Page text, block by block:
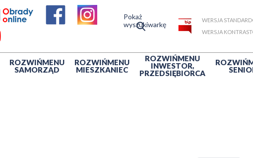
Pokaż
wyszukiwarkę
WERSJA
WERSJA
ROZWIŃMENU
SAMORZĄD
ROZWIŃMENU
MIESZKANIEC
ROZWIŃMENU
INWESTOR,
PRZEDSIĘBIORCA
ROZWIŃ